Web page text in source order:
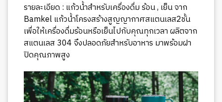
รายละเอียด : แก้วน้ำสำหรับเครื่องดื่ม ร้อน , เย็น จาก
Bamkel แก้วน้ำโครงสร้างสูญญากาศสแตนเลส2ชั้น
เพื่อให้เครื่องดื่มร้อนหรือเย็นไปกับคุณทุกเวลา ผลิตจาก
สแตนเลส 304 จึงปลอดภัยสำหรับอาหาร มาพร้อมฝา
ปิดคุณภาพสูง